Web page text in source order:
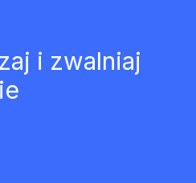
i zwalniaj